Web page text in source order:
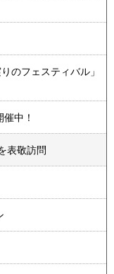
のフェスティバル」
中！
表敬訪問